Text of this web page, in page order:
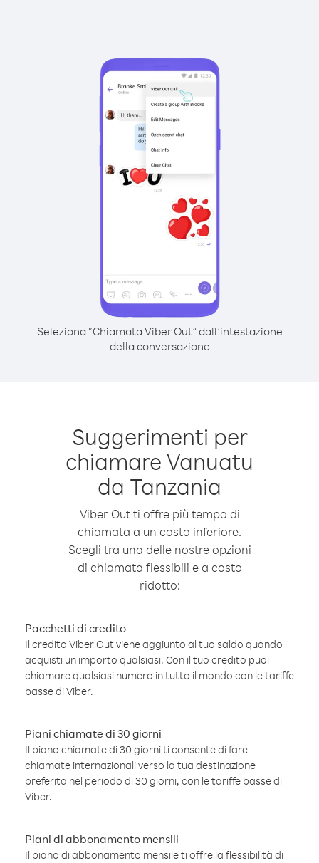
Seleziona “Chiamata Viber Out” dall’intestazione
della conversazione
Suggerimenti per
chiamare Vanuatu
da Tanzania
Viber Out ti offre più tempo di
chiamata a un costo inferiore.
Scegli tra una delle nostre opzioni
di chiamata flessibili e a costo
ridotto:
Pacchetti di credito
Il credito Viber Out viene aggiunto al tuo saldo quando
acquisti un importo qualsiasi. Con il tuo credito puoi
chiamare qualsiasi numero in tutto il mondo con le tariffe
basse di Viber.
Piani chiamate di 30 giorni
Il piano chiamate di 30 giorni ti consente di fare
chiamate internazionali verso la tua destinazione
preferita nel periodo di 30 giorni, con le tariffe basse di
Viber.
Piani di abbonamento mensili
Il piano di abbonamento mensile ti offre la flessibilità di